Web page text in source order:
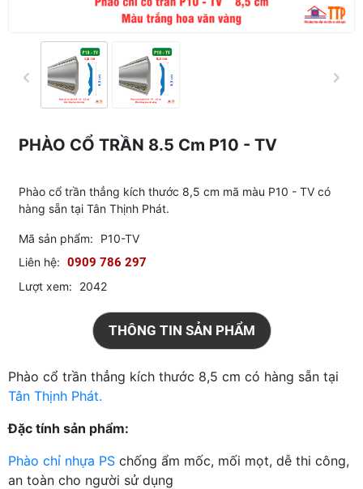
PHÀO CỔ TRẦN 8.5 Cm P10 - TV
Phào cổ trần thẳng kích thước 8,5 cm mã màu P10 - TV có
hàng sẵn tại Tân Thịnh Phát.
Mã sản phẩm:
P10-TV
Liên hệ: 0909 786 297
Lượt xem: 2042
THÔNG TIN SẢN PHẨM
Phào cổ trần thẳng kích thước 8,5 cm có hàng sẵn tại
Tân Thịnh Phát.
Đặc tính sản phẩm:
Phào chỉ nhựa PS chống ẩm mốc, mối mọt, dễ thi công,
an toàn cho người sử dụng